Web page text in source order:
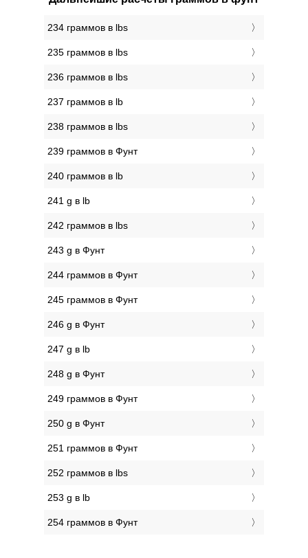
234 граммов в lbs
235 граммов в lbs
236 граммов в lbs
237 граммов в lb
238 граммов в lbs
239 граммов в Фунт
240 граммов в lb
241 g в lb
242 граммов в lbs
243 g в Фунт
244 граммов в Фунт
245 граммов в Фунт
246 g в Фунт
247 g в lb
248 g в Фунт
249 граммов в Фунт
250 g в Фунт
251 граммов в Фунт
252 граммов в lbs
253 g в lb
254 граммов в Фунт